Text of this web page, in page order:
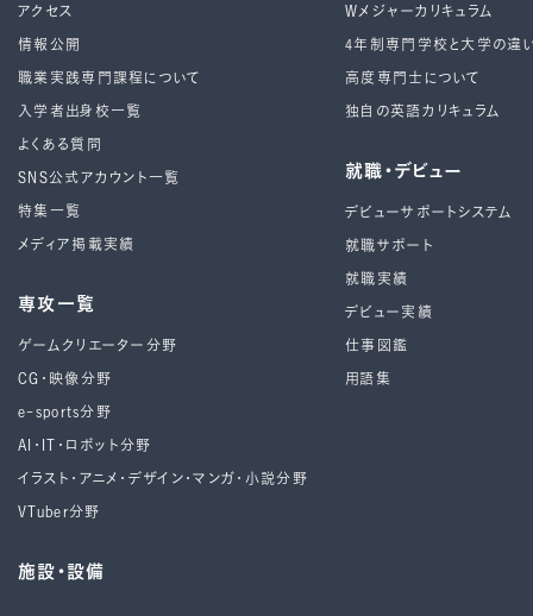
アクセス
情報公開
職業実践専門課程について
入学者出身校一覧
よくある質問
SNS公式アカウント一覧
特集一覧
メディア掲載実績
専攻一覧
ゲームクリエーター分野
CG・映像分野
e-sports分野
AI・IT・ロボット分野
イラスト・アニメ・デザイン・マンガ・小説分野
VTuber分野
施設・設備
Wメジャーカリキュラム
4年制専⾨学校と⼤学の違
高度専門士について
独自の英語カリキュラム
就職・デビュー
デビューサポートシステム
就職サポート
就職実績
デビュー実績
仕事図鑑
用語集